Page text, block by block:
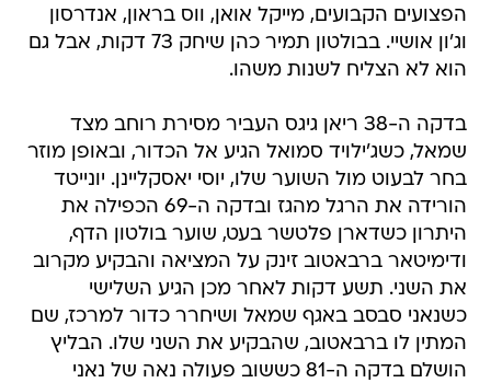
הפצועים הקבועים, מייקל אואן, ווס בראון, אנדרסון
וג'ון אושיי. בבולטון תמיר כהן שיחק 73 דקות, אבל גם
הוא לא הצליח לשנות משהו.
בדקה ה-38 ריאן גיגס העביר מסירת רוחב מצד
שמאל, כשג'ילויד סמואל הגיע אל הכדור, ובאופן מוזר
בחר לבעוט מול השוער שלו, יוסי יאסקליינן. יונייטד
הורידה את הרגל מהגז ובדקה ה-69 הכפילה את
היתרון כשדארן פלטשר בעט, שוער בולטון הדף,
ודימיטאר ברבאטוב זינק על המציאה והבקיע מקרוב
את השני. תשע דקות לאחר מכן הגיע השלישי
כשנאני סבסב באגף שמאל ושיחרר כדור למרכז, שם
המתין לו ברבאטוב, שהבקיע את השני שלו. הבליץ
הושלם בדקה ה-81 כששוב פעולה נאה של נאני